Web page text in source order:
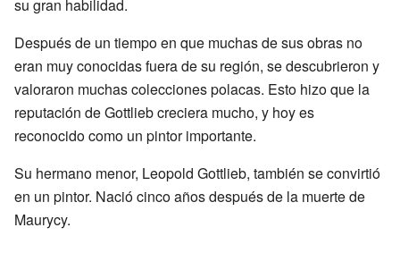
su gran habilidad.
Después de un tiempo en que muchas de sus obras no
eran muy conocidas fuera de su región, se descubrieron y
valoraron muchas colecciones polacas. Esto hizo que la
reputación de Gottlieb creciera mucho, y hoy es
reconocido como un pintor importante.
Su hermano menor, Leopold Gottlieb, también se convirtió
en un pintor. Nació cinco años después de la muerte de
Maurycy.